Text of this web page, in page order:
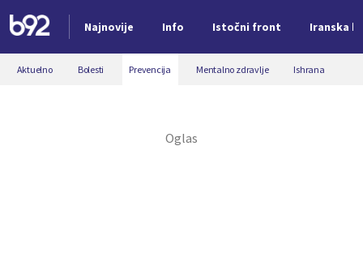
Najnovije Info Istočni front Iranska
Nova vest
Aktuelno Bolesti Prevencija Mentalno zdravlje Ishrana